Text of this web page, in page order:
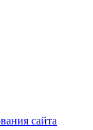
сайта